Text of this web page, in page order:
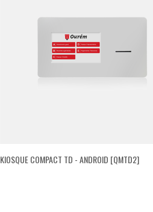
KIOSQUE COMPACT TD - ANDROID [QMTD2]